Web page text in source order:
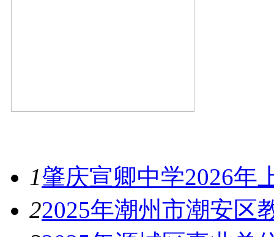
1肇庆宣卿中学2026年
22025年潮州市潮安区